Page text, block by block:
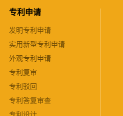
专利申请
发明专利申请
实用新型专利申请
外观专利申请
专利复审
专利驳回
专利答复审查